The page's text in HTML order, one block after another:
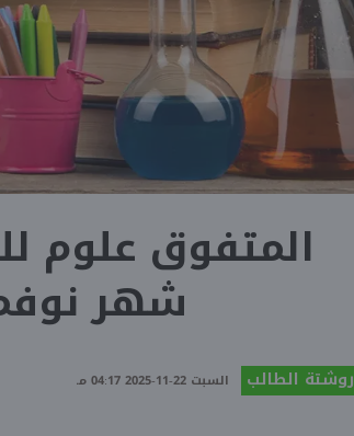
المتفوق علوم
شهر نوفمبر
روشتة الطالب السبت 22-11-2025 04:17 مـ